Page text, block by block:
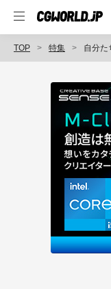
TOP 特集 自分たちでリス